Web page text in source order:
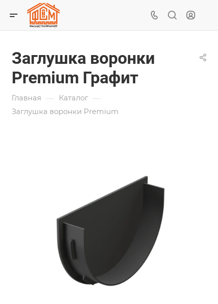
Заглушка воронки
Premium Графит
Главная — Каталог —
Заглушка воронки Premium